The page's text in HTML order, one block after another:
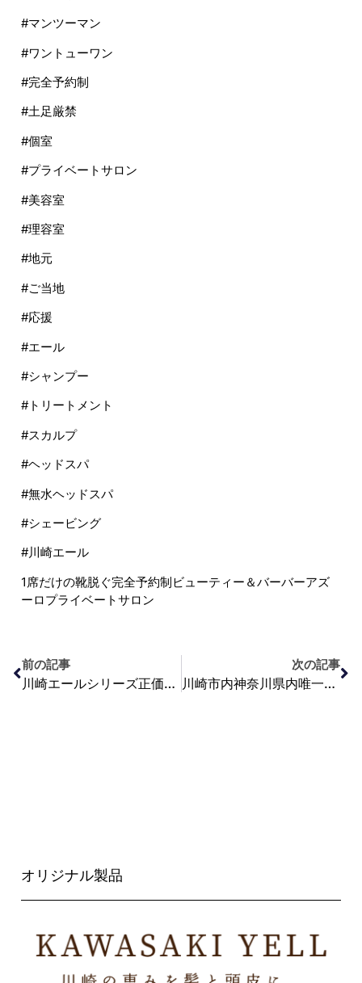
#マンツーマン
#ワントューワン
#完全予約制
#土足厳禁
#個室
#プライベートサロン
#美容室
#理容室
#地元
#ご当地
#応援
#エール
#シャンプー
#トリートメント
#スカルプ
#ヘッドスパ
#無水ヘッドスパ
#シェービング
#川崎エール
1席だけの靴脱ぐ完全予約制ビューティー＆バーバーアズ
ーロプライベートサロン
前の記事
川崎エールシリーズ正価価格改定
次の記事
川崎市内神奈川県内唯一の理美容重複施設
オリジナル製品